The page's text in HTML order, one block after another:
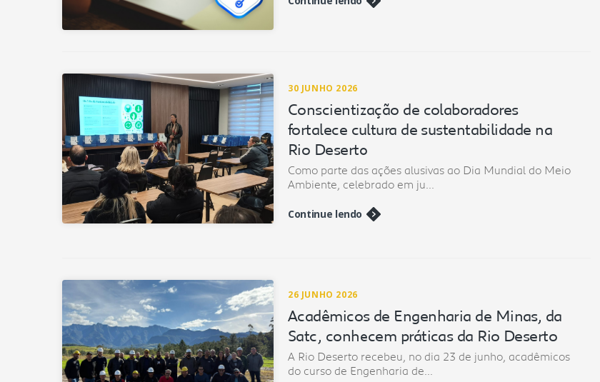
30 JUNHO 2026
Conscientização de colaboradores
fortalece cultura de sustentabilidade na
Rio Deserto
Como parte das ações alusivas ao Dia Mundial do Meio
Ambiente, celebrado em ju...
Continue lendo
26 JUNHO 2026
Acadêmicos de Engenharia de Minas, da
Satc, conhecem práticas da Rio Deserto
A Rio Deserto recebeu, no dia 23 de junho, acadêmicos
do curso de Engenharia de...